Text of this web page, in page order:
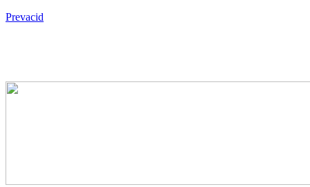
Prevacid